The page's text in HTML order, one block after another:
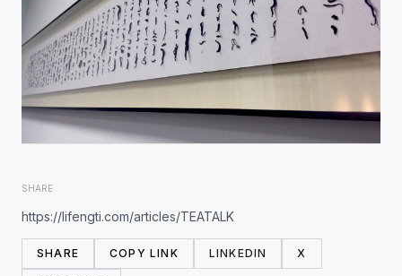
SHARE
https://lifengti.com/articles/TEATALK
SHARE COPY LINK LINKEDIN X